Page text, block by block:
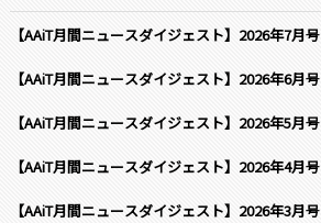
【AAiT月間ニュースダイジェスト】2026年7月号
【AAiT月間ニュースダイジェスト】2026年6月号
【AAiT月間ニュースダイジェスト】2026年5月号
【AAiT月間ニュースダイジェスト】2026年4月号
【AAiT月間ニュースダイジェスト】2026年3月号